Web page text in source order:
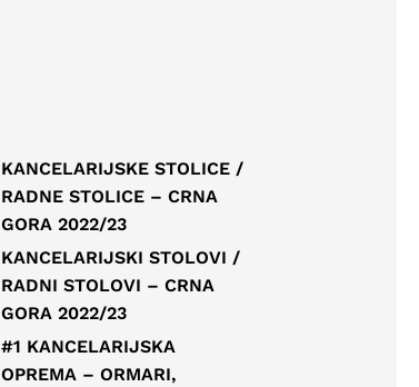
KANCELARIJSKE STOLICE /
RADNE STOLICE – CRNA
GORA 2022/23
KANCELARIJSKI STOLOVI /
RADNI STOLOVI – CRNA
GORA 2022/23
#1 KANCELARIJSKA
OPREMA – ORMARI,